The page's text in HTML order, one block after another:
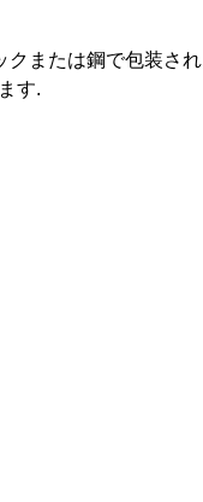
または鋼で包装さ
す.